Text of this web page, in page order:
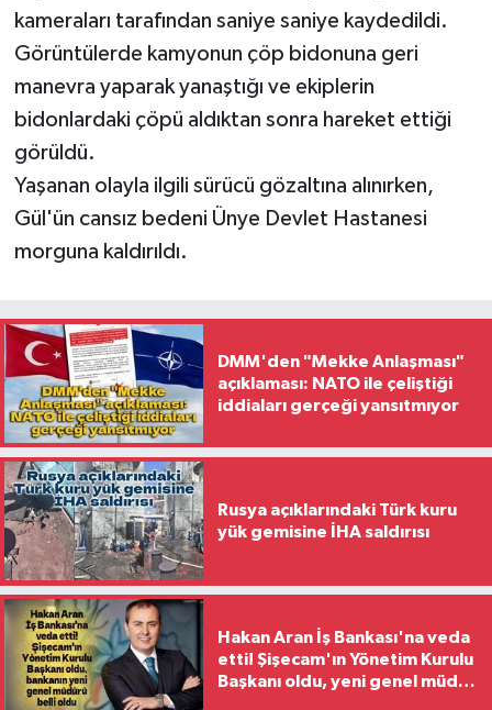
kameraları tarafından saniye saniye kaydedildi.
Görüntülerde kamyonun çöp bidonuna geri
manevra yaparak yanaştığı ve ekiplerin
bidonlardaki çöpü aldıktan sonra hareket ettiği
görüldü.
Yaşanan olayla ilgili sürücü gözaltına alınırken,
Gül'ün cansız bedeni Ünye Devlet Hastanesi
morguna kaldırıldı.
DMM'den "Mekke Anlaşması"
açıklaması: NATO ile çeliştiği
iddiaları gerçeği yansıtmıyor
Rusya açıklarındaki Türk kuru
yük gemisine İHA saldırısı
Hakan Aran İş Bankası'na veda
etti! Şişecam'ın Yönetim Kurulu
Başkanı oldu, yeni genel müdür